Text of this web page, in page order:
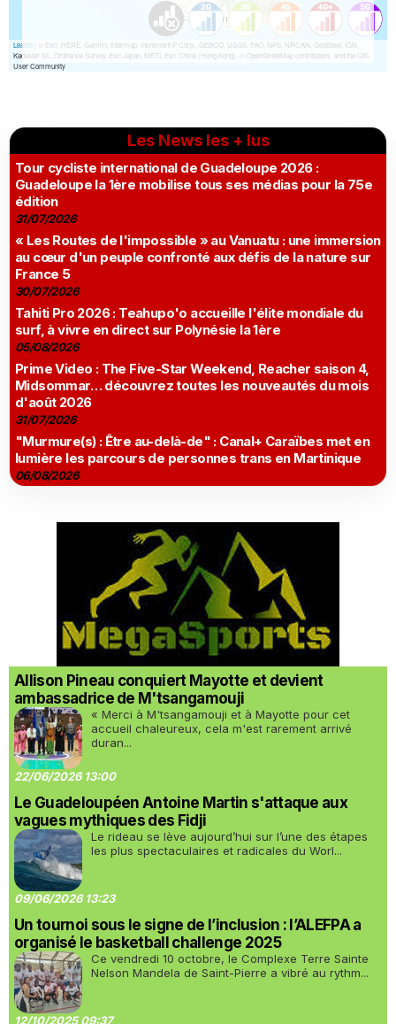
Les News les + lus
Tour cycliste international de Guadeloupe 2026 :
Guadeloupe la 1ère mobilise tous ses médias pour la 75e
édition
31/07/2026
« Les Routes de l'impossible » au Vanuatu : une immersion
au cœur d'un peuple confronté aux défis de la nature sur
France 5
30/07/2026
Tahiti Pro 2026 : Teahupo'o accueille l'élite mondiale du
surf, à vivre en direct sur Polynésie la 1ère
05/08/2026
Prime Video : The Five-Star Weekend, Reacher saison 4,
Midsommar… découvrez toutes les nouveautés du mois
d'août 2026
31/07/2026
"Murmure(s) : Être au-delà-de" : Canal+ Caraïbes met en
lumière les parcours de personnes trans en Martinique
06/08/2026
Allison Pineau conquiert Mayotte et devient
ambassadrice de M'tsangamouji
« Merci à M'tsangamouji et à Mayotte pour cet
accueil chaleureux, cela m'est rarement arrivé
duran...
22/06/2026 13:00
Le Guadeloupéen Antoine Martin s'attaque aux
vagues mythiques des Fidji
Le rideau se lève aujourd’hui sur l’une des étapes
les plus spectaculaires et radicales du Worl...
09/06/2026 13:23
Un tournoi sous le signe de l’inclusion : l’ALEFPA a
organisé le basketball challenge 2025
Ce vendredi 10 octobre, le Complexe Terre Sainte
Nelson Mandela de Saint-Pierre a vibré au rythm...
12/10/2025 09:37